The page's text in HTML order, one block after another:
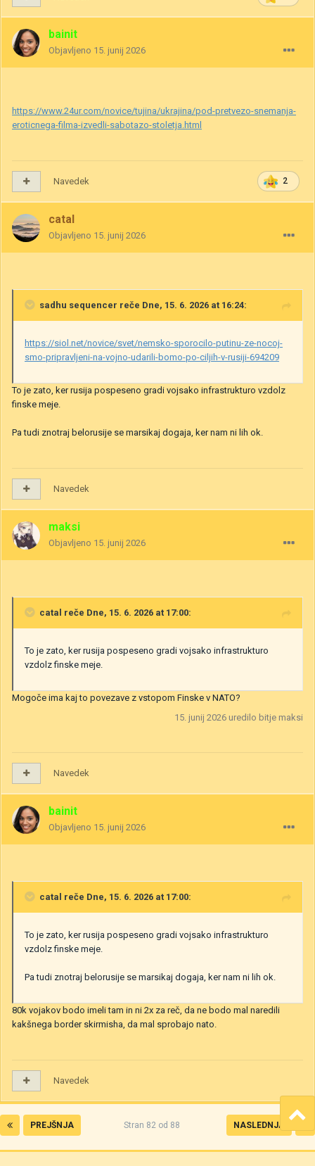
bainit
Objavljeno 15. junij 2026
https://www.24ur.com/novice/tujina/ukrajina/pod-pretvezo-snemanja-
eroticnega-filma-izvedli-sabotazo-stoletja.html
2
Navedek
catal
Objavljeno 15. junij 2026
sadhu sequencer reče Dne, 15. 6. 2026 at 16:24:
https://siol.net/novice/svet/nemsko-sporocilo-putinu-ze-nocoj-
smo-pripravljeni-na-vojno-udarili-bomo-po-ciljih-v-rusiji-694209
To je zato, ker rusija pospeseno gradi vojsako infrastrukturo vzdolz
finske meje.
Pa tudi znotraj belorusije se marsikaj dogaja, ker nam ni lih ok.
Navedek
maksi
Objavljeno 15. junij 2026
catal reče Dne, 15. 6. 2026 at 17:00:
To je zato, ker rusija pospeseno gradi vojsako infrastrukturo
vzdolz finske meje.
Mogoče ima kaj to povezave z vstopom Finske v NATO?
15. junij 2026 uredilo bitje maksi
Navedek
bainit
Objavljeno 15. junij 2026
catal reče Dne, 15. 6. 2026 at 17:00:
To je zato, ker rusija pospeseno gradi vojsako infrastrukturo
vzdolz finske meje.
Pa tudi znotraj belorusije se marsikaj dogaja, ker nam ni lih ok.
80k vojakov bodo imeli tam in ni 2x za reč, da ne bodo mal naredili
kakšnega border skirmisha, da mal sprobajo nato.
Navedek
PREJŠNJA NASLEDNJA
Stran 82 od 88